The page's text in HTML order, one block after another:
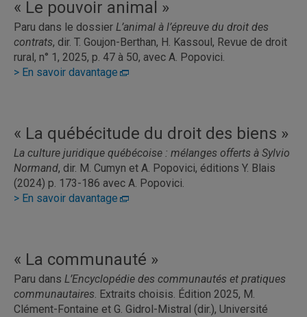
« Le pouvoir animal »
Paru dans le dossier L’animal à l’épreuve du droit des
contrats, dir. T. Goujon-Berthan, H. Kassoul, Revue de droit
rural, n° 1, 2025, p. 47 à 50, avec A. Popovici.
> En savoir davantage
« La québécitude du droit des biens »
La culture juridique québécoise : mélanges offerts à Sylvio
Normand, dir. M. Cumyn et A. Popovici, éditions Y. Blais
(2024) p. 173-186 avec A. Popovici.
> En savoir davantage
« La communauté »
Paru dans L’Encyclopédie des communautés et pratiques
communautaires. Extraits choisis. Édition 2025, M.
Clément-Fontaine et G. Gidrol-Mistral (dir.), Université